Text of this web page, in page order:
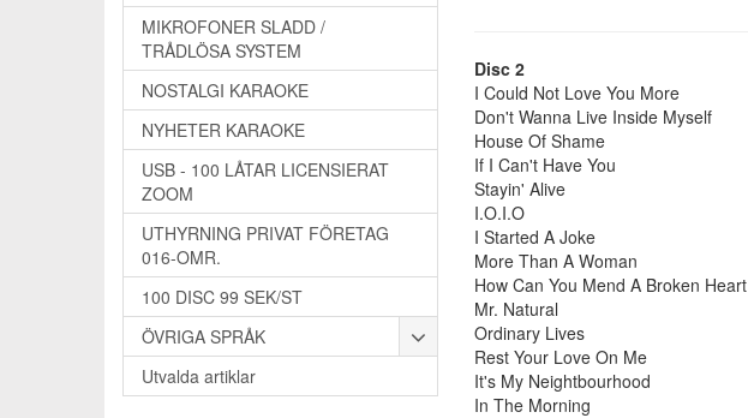
MIKROFONER SLADD /
TRÅDLÖSA SYSTEM
NOSTALGI KARAOKE
NYHETER KARAOKE
USB - 100 LÅTAR LICENSIERAT
ZOOM
UTHYRNING PRIVAT FÖRETAG
016-OMR.
100 DISC 99 SEK/ST
ÖVRIGA SPRÅK
Utvalda artiklar
Disc 2
I Could Not Love You More
Don't Wanna Live Inside Myself
House Of Shame
If I Can't Have You
Stayin' Alive
I.O.I.O
I Started A Joke
More Than A Woman
How Can You Mend A Broken Heart
Mr. Natural
Ordinary Lives
Rest Your Love On Me
It's My Neightbourhood
In The Morning